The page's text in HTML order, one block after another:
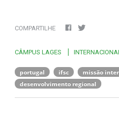
COMPARTILHE
CÂMPUS LAGES INTERNACIONAL
portugal ifsc missão
desenvolvimento regional